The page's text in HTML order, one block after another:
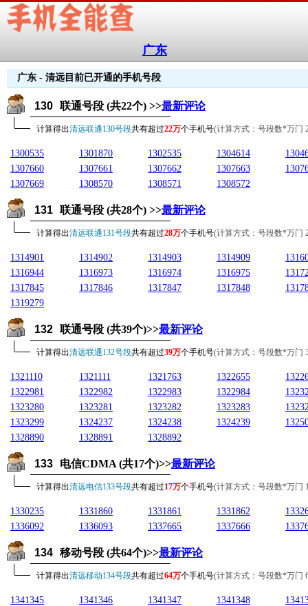
广东
广东 - 清远目前已开通的手机号段
130 联通号段 (共22个) >>最新评论
计算得出清远联通130号段共有超过22万个手机号(计算方式：号段数*万门
1300535 1301870 1302535 1304614
1307660
1307661 1307662 1307663
1307669
1308570 1308571 1308572
131 联通号段 (共28个) >>最新评论
计算得出清远联通131号段共有超过28万个手机号(计算方式：号段数*万门
1314901 1314902 1314903 1314909
1316944
1316973 1316974 1316975
1317845
1317846 1317847 1317848
1319279
132 联通号段 (共39个)>>最新评论
计算得出清远联通132号段共有超过39万个手机号(计算方式：号段数*万门
1321110 1321111 1321763 1322655
1322981
1322982 1322983 1322984
1323280
1323281 1323282 1323283
1323299
1324237 1324238 1324239
1328890
1328891 1328892
133 电信CDMA (共17个)>>最新评论
计算得出清远电信133号段共有超过17万个手机号(计算方式：号段数*万门
1330235 1331860 1331861 1331862
1336092
1336093 1337665 1337666
134 移动号段 (共64个)>>最新评论
计算得出清远移动134号段共有超过64万个手机号(计算方式：号段数*万门
1341345 1341346 1341347 1341348